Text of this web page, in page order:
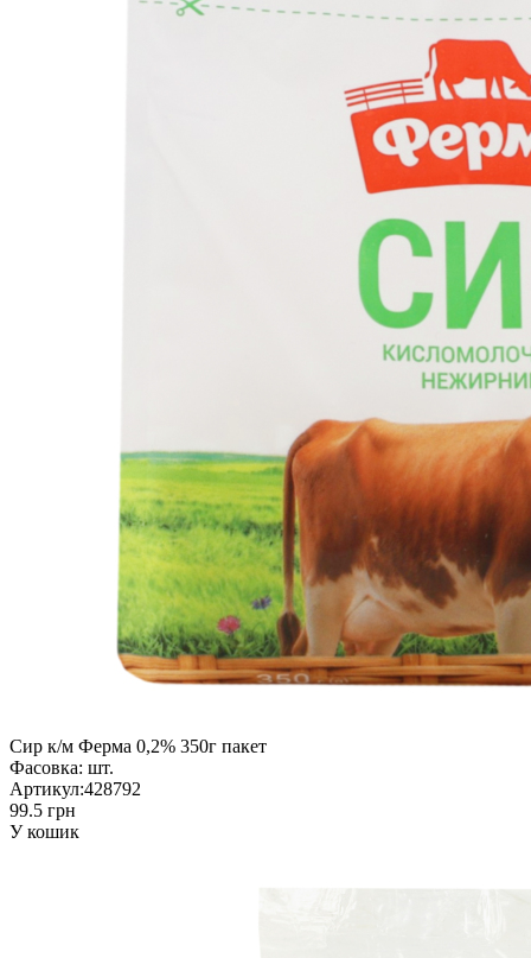
Сир к/м Ферма 0,2% 350г пакет
Фасовка: шт.
Артикул:428792
99.5 грн
У кошик